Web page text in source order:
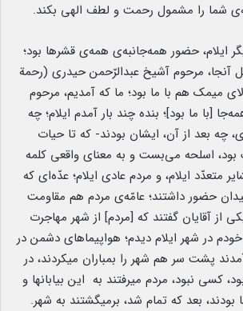
شما را مشمول رحمت و لطف الهی بکند.
ایلام، حضور همه‌جانبه‌ی همه‌ی قشرها بود؛
آنجا، مرحوم آشیخ عبدالرّحمن حیدری (رحمة
میمک هم با ما بود؛ ما که آمدیم، مرحوم
[با ما بود]؛ بنده چند بار آمدم ایلام؛ چه
چه بعد از آن، ایشان بودند- که تا حیات
اسلحه می‌بست و به معنای واقعی کلمه
متعدّد ایلام، و مردم عادی ایلام؛ عدّه‌ای که
حضور داشتند؛ عامّه‌ی مردم هم مقاومت
از آقایان گفتند که [مردم] از شهر مهاجرت
در شهر ایلام دیدم؛ هواپیماهای دشمن در
پشت سر هم شهر را بمباران میکردند، در
کسی نبود، مردم میرفتند به این بیابانها و
بودند، بعد که تمام شد، برمیگشتند به شهر.